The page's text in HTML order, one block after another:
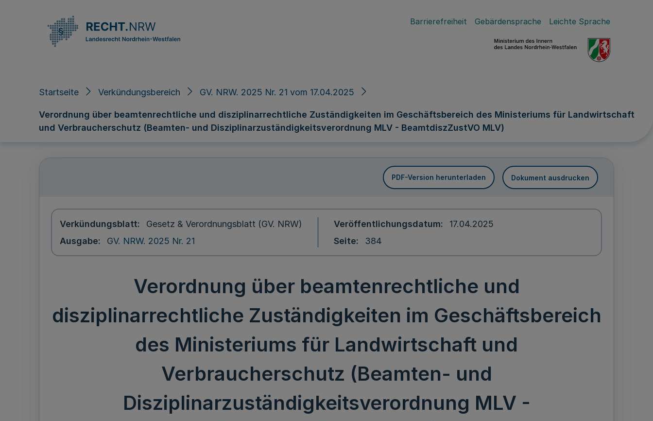
Barrierefreiheit Gebärdensprache Leichte Sprache
Startseite Verkündungsbereich GV. NRW. 2025 Nr. 21 vom 17.04.2025
Verordnung über beamtenrechtliche und disziplinarrechtliche Zuständigkeiten im Geschäftsbereich des Ministeriums für Landwirtschaft
und Verbraucherschutz (Beamten- und Disziplinarzuständigkeitsverordnung MLV - BeamtdiszZustVO MLV)
PDF-Version herunterladen Dokument ausdrucken
Verkündungsblatt
Gesetz & Verordnungsblatt (GV. NRW)
Ausgabe
GV. NRW. 2025 Nr. 21
Veröffentlichungsdatum
17.04.2025
Seite
384
Verordnung über beamtenrechtliche und
disziplinarrechtliche Zuständigkeiten im Geschäftsbereich
des Ministeriums für Landwirtschaft und
Verbraucherschutz (Beamten- und
Disziplinarzuständigkeitsverordnung MLV -